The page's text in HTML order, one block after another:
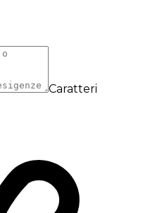
Caratteri